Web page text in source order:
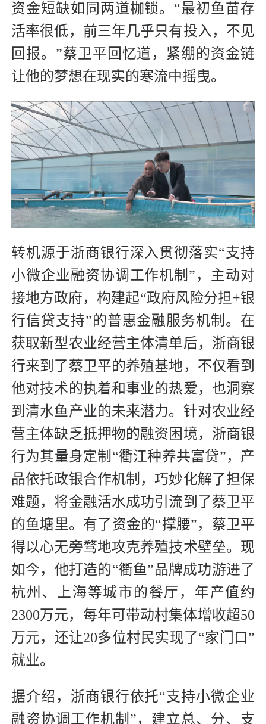
资金短缺如同两道枷锁。“最初鱼苗存
活率很低，前三年几乎只有投入，不见
回报。”蔡卫平回忆道，紧绷的资金链
让他的梦想在现实的寒流中摇曳。
转机源于浙商银行深入贯彻落实“支持
小微企业融资协调工作机制”，主动对
接地方政府，构建起“政府风险分担+银
行信贷支持”的普惠金融服务机制。在
获取新型农业经营主体清单后，浙商银
行来到了蔡卫平的养殖基地，不仅看到
他对技术的执着和事业的热爱，也洞察
到清水鱼产业的未来潜力。针对农业经
营主体缺乏抵押物的融资困境，浙商银
行为其量身定制“衢江种养共富贷”，产
品依托政银合作机制，巧妙化解了担保
难题，将金融活水成功引流到了蔡卫平
的鱼塘里。有了资金的“撑腰”，蔡卫平
得以心无旁骛地攻克养殖技术壁垒。现
如今，他打造的“衢鱼”品牌成功游进了
杭州、上海等城市的餐厅，年产值约
2300万元，每年可带动村集体增收超50
万元，还让20多位村民实现了“家门口”
就业。
据介绍，浙商银行依托“支持小微企业
融资协调工作机制”，建立总、分、支